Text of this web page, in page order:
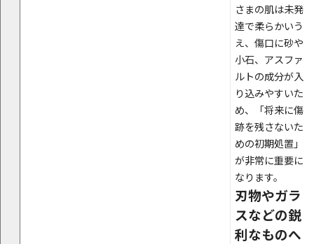
さまの肌は未発
達で柔らかいう
え、傷口に砂や
小石、アスファ
ルトの成分が入
り込みやすいた
め、「将来に傷
跡を残さないた
めの初期処置」
が非常に重要に
なります。
刃物やガラ
スなどの鋭
利なものへ